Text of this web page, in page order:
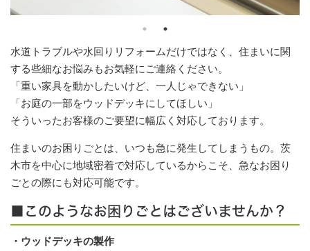
水道トラブルや水回りリフォームだけではなく、住まいに関
する些細なお悩みもお気軽にご連絡ください。
「重い家具を動かしたいけど、一人じゃできない」
「お庭の一部をウッドデッキにしてほしい」
そういったお客様のご要望に幅広く対応しております。
住まいのお困りごとは、いつも急に発生してしまうもの。茨
木市を中心に地域密着で対応しているからこそ、急なお困り
ごとの際にも対応可能です。
■このようなお困りごとはございませんか？
・ウッドデッキの製作